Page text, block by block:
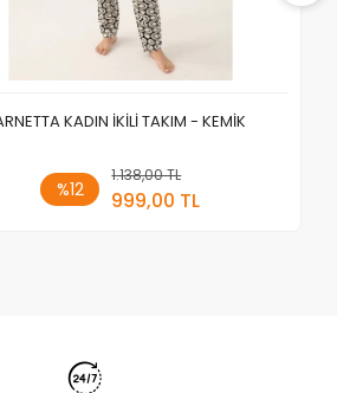
KADIN İKİLİ TAKIM - KEMİK
%12
1.138,00 TL
999,00 TL
Sepete Ekle